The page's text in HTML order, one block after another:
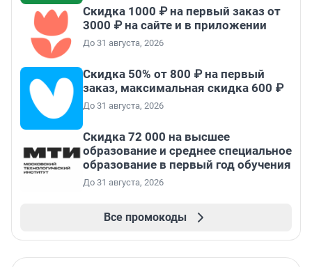
Скидка 1000 ₽ на первый заказ от
3000 ₽ на сайте и в приложении
До 31 августа, 2026
Скидка 50% от 800 ₽ на первый
заказ, максимальная скидка 600 ₽
До 31 августа, 2026
Скидка 72 000 на высшее
образование и среднее специальное
образование в первый год обучения
До 31 августа, 2026
Все промокоды